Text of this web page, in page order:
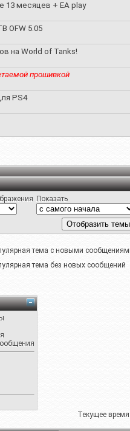
13 месяцев + EA play
OFW 5.05
на World of Tanks!
прошивкой
PS4
Показать
тема с новыми
тема без новых сообщений
Текущее